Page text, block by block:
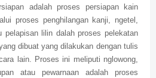
adalah proses persiapan kain
proses penghilangan kanji, ngetel,
pelapisan lilin dalah proses pelekatan
dibuat yang dilakukan dengan tulis
lain. Proses ini meliputi nglowong,
atau pewarnaan adalah proses